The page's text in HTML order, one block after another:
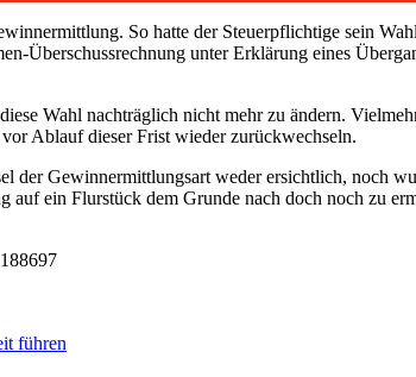
So hatte der Steuerpflichtige sein
Überschussrechnung unter Erklärung eines
Wahl nachträglich nicht mehr zu ändern.
Ablauf dieser Frist wieder zurückwechseln.
Gewinnermittlungsart weder ersichtlich, noch
ein Flurstück dem Grunde nach doch noch zu
führen